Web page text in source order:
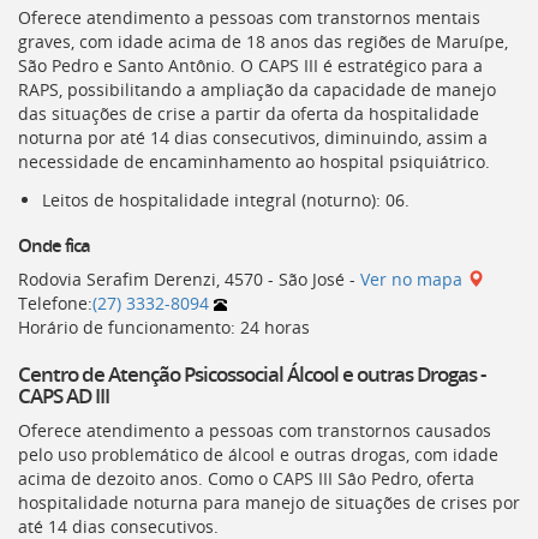
Oferece atendimento a pessoas com transtornos mentais
graves, com idade acima de 18 anos das regiões de Maruípe,
São Pedro e Santo Antônio. O CAPS III é estratégico para a
RAPS , possibilitando a ampliação da capacidade de manejo
das situações de crise a partir da oferta da hospitalidade
noturna por até 14 dias consecutivos, diminuindo, assim a
necessidade de encaminhamento ao hospital psiquiátrico.
Leitos de hospitalidade integral (noturno): 06.
Onde fica
Rodovia Serafim Derenzi, 4570 - São José - Ver no mapa
Telefone:(27) 3332-8094
Horário de funcionamento: 24 horas
Centro de Atenção Psicossocial Álcool e outras Drogas -
CAPS AD III
Oferece atendimento a pessoas com transtornos causados
pelo uso problemático de álcool e outras drogas, com idade
acima de dezoito anos. Como o CAPS III Sâo Pedro, oferta
hospitalidade noturna para manejo de situações de crises por
até 14 dias consecutivos.